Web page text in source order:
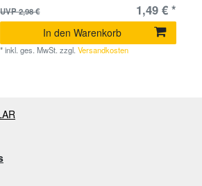
UVP 2,98 €
1,49 € *
In den Warenkorb
*inkl. ges. MwSt. zzgl.Versandkosten